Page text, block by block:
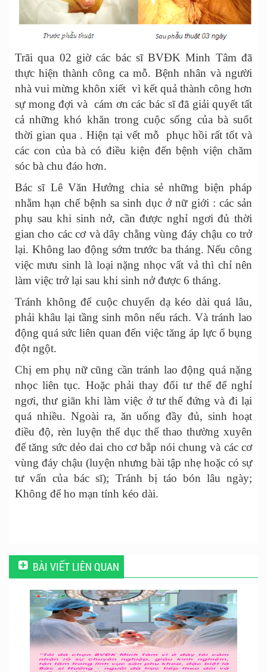
Trãi qua 02 giờ các bác sĩ BVĐK Minh Tâm đã
thực hiện thành công ca mỗ. Bệnh nhân và người
nhà vui mừng khôn xiết vì kết quả thành công hơn
sự mong đợi và cám ơn các bác sĩ đã giải quyết tất
cả những khó khăn trong cuộc sống của bà suốt
thời gian qua . Hiện tại vết mỗ phục hồi rất tốt và
các con của bà có điều kiện đến bệnh viện chăm
sóc bà chu đáo hơn.
Bác sĩ Lê Văn Hưởng chia sẻ những biện pháp
nhằm hạn chế bệnh sa sinh dục ở nữ giới : các sản
phụ sau khi sinh nở, cần được nghỉ ngơi đủ thời
gian cho các cơ và dây chằng vùng đáy chậu co trở
lại. Không lao động sớm trước ba tháng. Nếu công
việc mưu sinh là loại nặng nhọc vất vả thì chỉ nên
làm việc trở lại sau khi sinh nở được 6 tháng.
Tránh không để cuộc chuyển dạ kéo dài quá lâu,
phải khâu lại tầng sinh môn nếu rách. Và tránh lao
động quá sức liên quan đến việc tăng áp lực ổ bụng
đột ngột.
Chị em phụ nữ cũng cần tránh lao động quá nặng
nhọc liên tục. Hoặc phải thay đổi tư thế để nghỉ
ngơi, thư giãn khi làm việc ở tư thế đứng và đi lại
quá nhiều. Ngoài ra, ăn uống đầy đủ, sinh hoạt
điều độ, rèn luyện thể dục thể thao thường xuyên
để tăng sức dẻo dai cho cơ bắp nói chung và các cơ
vùng đáy chậu (luyện nhưng bài tập nhẹ hoặc có sự
tư vấn của bác sĩ); Tránh bị táo bón lâu ngày;
Không để ho mạn tính kéo dài.
BÀI VIẾT LIÊN QUAN